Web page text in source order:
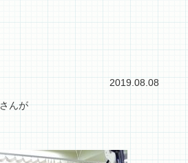
2019.08.08
んが